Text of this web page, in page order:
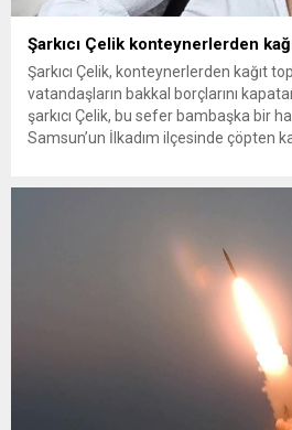
Şarkıcı Çelik konteynerlerden
Şarkıcı Çelik, konteynerlerden kağıt
vatandaşların bakkal borçlarını
şarkıcı Çelik, bu sefer bambaşka bir
Samsun’un İlkadım ilçesinde çöpten